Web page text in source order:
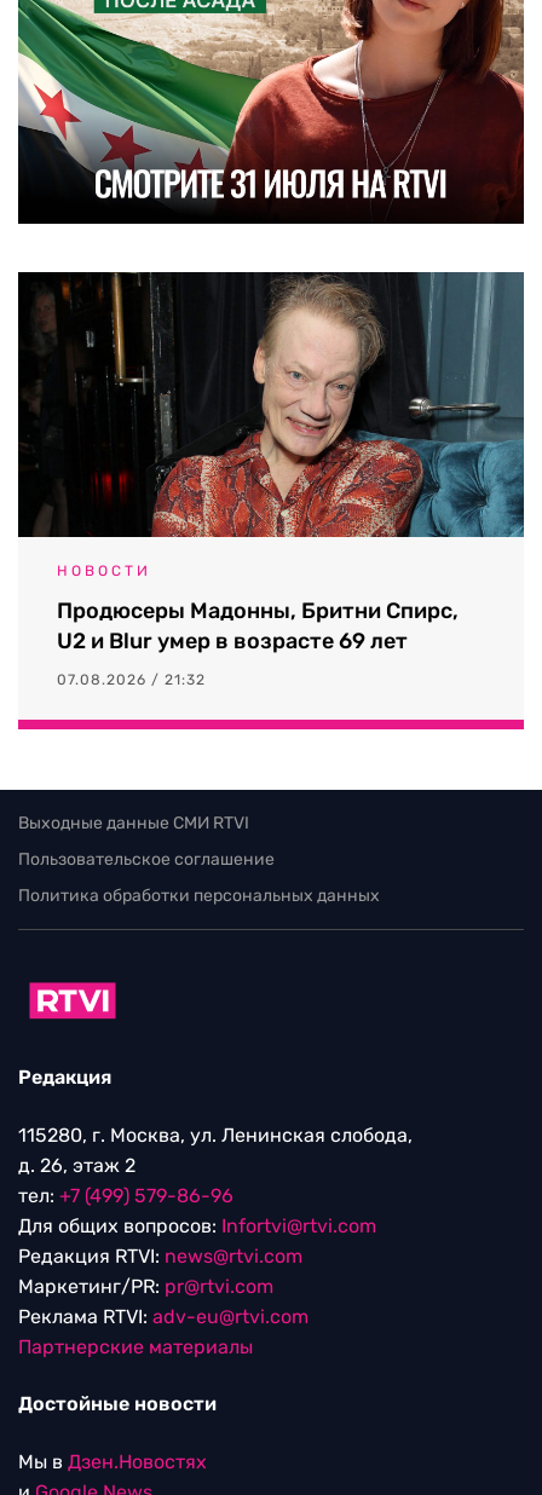
НОВОСТИ
Продюсеры Мадонны, Бритни Спирс,
U2 и Blur умер в возрасте 69 лет
07.08.2026 / 21:32
Выходные данные СМИ RTVI
Пользовательское соглашение
Политика обработки персональных данных
Редакция
115280, г. Москва, ул. Ленинская слобода,
д. 26, этаж 2
тел: +7 (499) 579-86-96
Для общих вопросов: Infortvi@rtvi.com
Редакция RTVI: news@rtvi.com
Маркетинг/PR: pr@rtvi.com
Реклама RTVI: adv-eu@rtvi.com
Партнерские материалы
Достойные новости
Мы в Дзен.Новостях